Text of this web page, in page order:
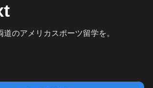
のアメリカスポーツ留学を。